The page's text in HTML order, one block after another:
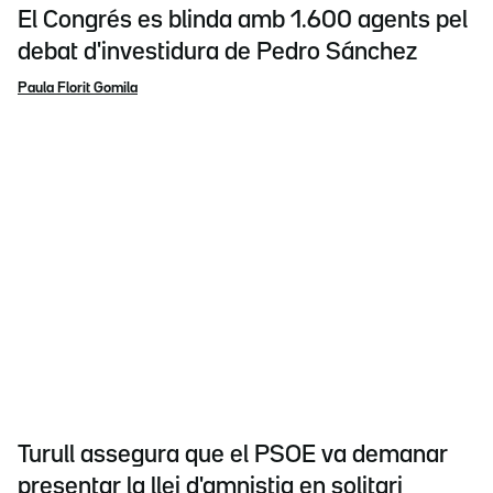
El Congrés es blinda amb 1.600 agents pel
debat d'investidura de Pedro Sánchez
Paula Florit Gomila
Turull assegura que el PSOE va demanar
presentar la llei d'amnistia en solitari